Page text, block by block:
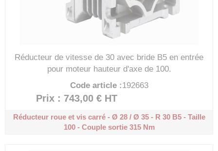
Réducteur de vitesse de 30 avec bride B5 en entrée
pour moteur hauteur d'axe de 100.
Code article :192663
Prix : 743,00 € HT
Réducteur roue et vis carré - Ø 28 / Ø 35 - R 30B5 - Taille
100 - Couple sortie 315 Nm